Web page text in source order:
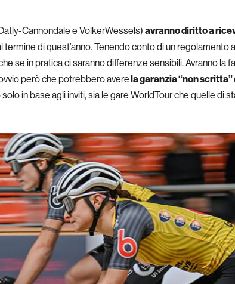
Cannondale e VolkerWessels)avranno diritto a
di quest’anno. Tenendo conto di un regolamento
se in pratica ci saranno differenze sensibili. Avranno la
però che potrebbero averela garanzia “non
in base agli inviti, sia le gare WorldTour che quelle di